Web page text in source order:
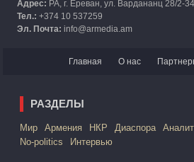
Адрес: РА, г. Ереван, ул. Вардананц 28/2-
Тел.: +374 10 537259
Эл. Почта: info@armedia.am
Главная О нас
РАЗДЕЛЫ
Mир Армения НКР Диаспора
No-politics
Интервью